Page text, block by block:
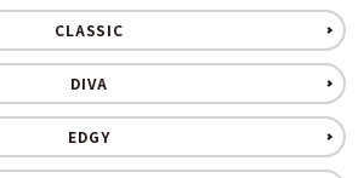
CLASSIC
DIVA
EDGY